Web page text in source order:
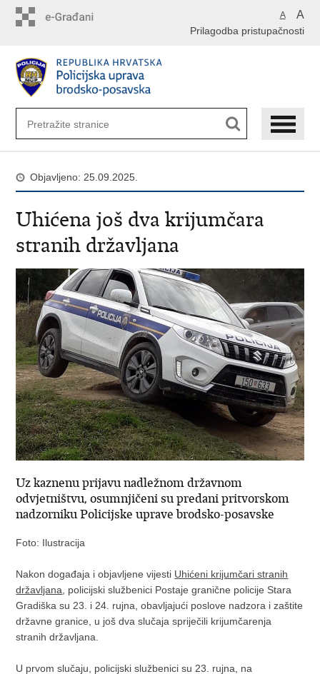
A A
Prilagodba pristupačnosti
Objavljeno: 25.09.2025.
Uhićena još dva krijumčara
stranih državljana
Uz kaznenu prijavu nadležnom državnom
odvjetništvu, osumnjičeni su predani pritvorskom
nadzorniku Policijske uprave brodsko-posavske
Foto: Ilustracija
Nakon događaja i objavljene vijesti Uhićeni krijumčari stranih
državljana , policijski službenici Postaje granične policije Stara
Gradiška su 23. i 24. rujna, obavljajući poslove nadzora i zaštite
državne granice, u još dva slučaja spriječili krijumčarenja
stranih državljana.
U prvom slučaju, policijski službenici su 23. rujna, na